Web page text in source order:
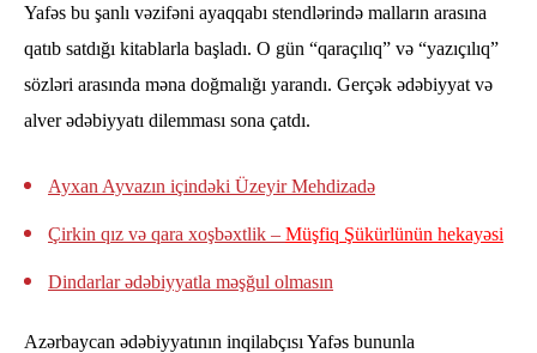
Yafəs bu şanlı vəzifəni ayaqqabı stendlərində malların arasına
qatıb satdığı kitablarla başladı. O gün “qaraçılıq” və “yazıçılıq”
sözləri arasında məna doğmalığı yarandı. Gerçək ədəbiyyat və
alver ədəbiyyatı dilemması sona çatdı.
Ayxan Ayvazın içindəki Üzeyir Mehdizadə
Çirkin qız və qara xoşbəxtlik – Müşfiq Şükürlünün hekayəsi
Dindarlar ədəbiyyatla məşğul olmasın
Azərbaycan ədəbiyyatının inqilabçısı Yafəs bununla